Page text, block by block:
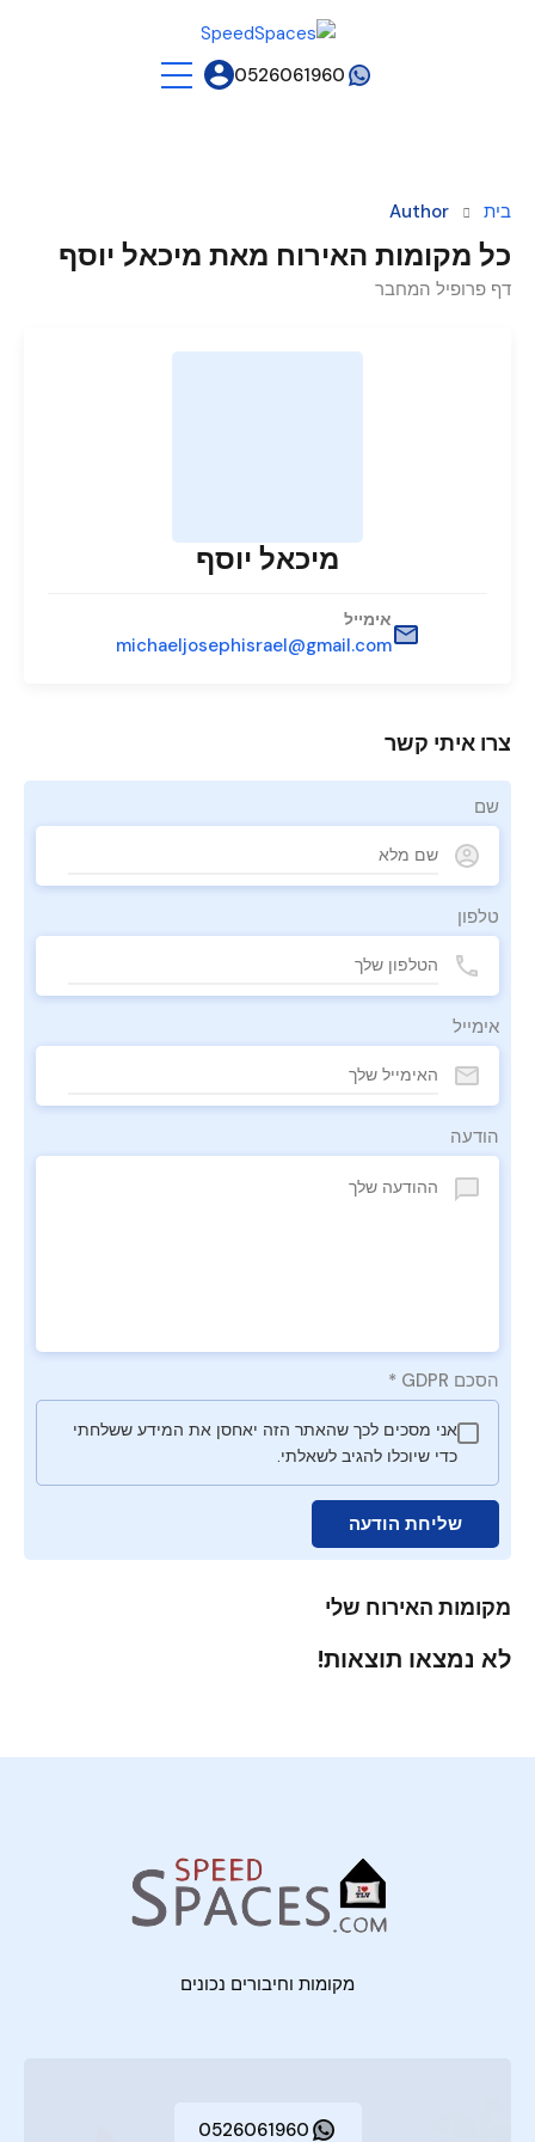
0526061960
בית Author
כל מקומות האירוח מאת מיכאל יוסף
דף פרופיל המחבר
מיכאל יוסף
אימייל
michaeljosephisrael@gmail.com
צרו איתי קשר
שם
טלפון
אימייל
הודעה
הסכם GDPR *
אני מסכים לכך שהאתר הזה יאחסן את המידע ששלחתי
כדי שיוכלו להגיב לשאלתי.
שליחת הודעה
מקומות האירוח שלי
לא נמצאו תוצאות!
מקומות וחיבורים נכונים
0526061960